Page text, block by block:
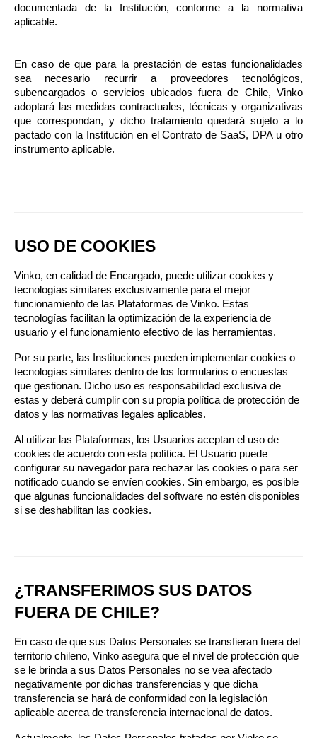
documentada de la Institución, conforme a la normativa
aplicable.
En caso de que para la prestación de estas funcionalidades
sea necesario recurrir a proveedores tecnológicos,
subencargados o servicios ubicados fuera de Chile, Vinko
adoptará las medidas contractuales, técnicas y organizativas
que correspondan, y dicho tratamiento quedará sujeto a lo
pactado con la Institución en el Contrato de SaaS, DPA u otro
instrumento aplicable.
USO DE COOKIES
Vinko, en calidad de Encargado, puede utilizar cookies y
tecnologías similares exclusivamente para el mejor
funcionamiento de las Plataformas de Vinko. Estas
tecnologías facilitan la optimización de la experiencia de
usuario y el funcionamiento efectivo de las herramientas.
Por su parte, las Instituciones pueden implementar cookies o
tecnologías similares dentro de los formularios o encuestas
que gestionan. Dicho uso es responsabilidad exclusiva de
estas y deberá cumplir con su propia política de protección de
datos y las normativas legales aplicables.
Al utilizar las Plataformas, los Usuarios aceptan el uso de
cookies de acuerdo con esta política. El Usuario puede
configurar su navegador para rechazar las cookies o para ser
notificado cuando se envíen cookies. Sin embargo, es posible
que algunas funcionalidades del software no estén disponibles
si se deshabilitan las cookies.
¿TRANSFERIMOS SUS DATOS
FUERA DE CHILE?
En caso de que sus Datos Personales se transfieran fuera del
territorio chileno, Vinko asegura que el nivel de protección que
se le brinda a sus Datos Personales no se vea afectado
negativamente por dichas transferencias y que dicha
transferencia se hará de conformidad con la legislación
aplicable acerca de transferencia internacional de datos.